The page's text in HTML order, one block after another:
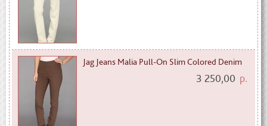
Jag Jeans Malia Pull-On Slim Colored Denim
3 250,00 р.